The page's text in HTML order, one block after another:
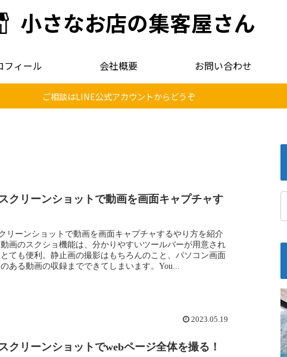
フィール 会社概要 お問い合わせ
ご相談はLINE公式アカウントからどうぞ
クリーンショットで動画を画面キャプチャす
リーンショットで動画を画面キャプチャするやり方を紹介
動画のスクショ機能は、分かりやすいツールバーが用意され
ても便利。静止画の撮影はもちろんのこと、パソコン画面
ある動画の収録までできてしまいます。You...
2023.05.19
クリーンショットでwebページ全体を撮る！